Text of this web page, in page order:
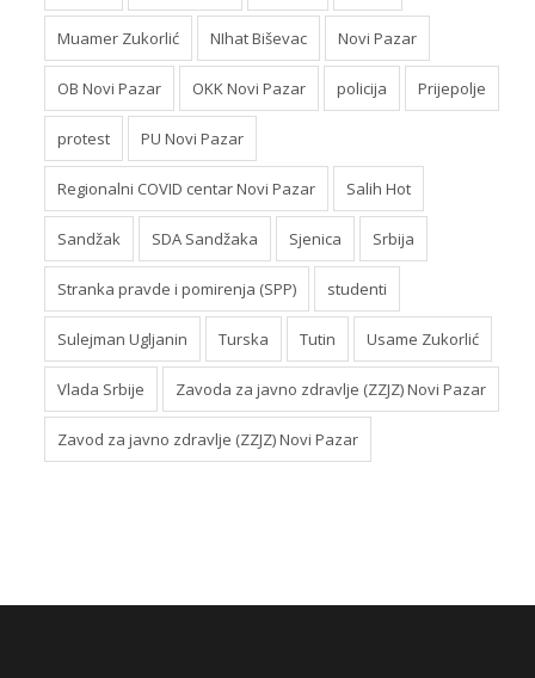
Muamer Zukorlić NIhat Biševac Novi Pazar
OB Novi Pazar OKK Novi Pazar policija Prijepolje
protest PU Novi Pazar
Regionalni COVID centar Novi Pazar Salih Hot
Sandžak SDA Sandžaka Sjenica Srbija
Stranka pravde i pomirenja (SPP) studenti
Sulejman Ugljanin Turska Tutin Usame Zukorlić
Vlada Srbije Zavoda za javno zdravlje (ZZJZ) Novi Pazar
Zavod za javno zdravlje (ZZJZ) Novi Pazar